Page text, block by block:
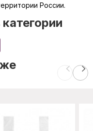
России.